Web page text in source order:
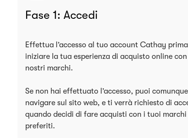
Fase 1: Accedi
Effettua l’accesso al tuo account Cathay
iniziare la tua esperienza di acquisto online con
nostri marchi.
Se non hai effettuato l’accesso, puoi comunque
navigare sul sito web, e ti verrà richiesto di
quando decidi di fare acquisti con i tuoi marchi
preferiti.